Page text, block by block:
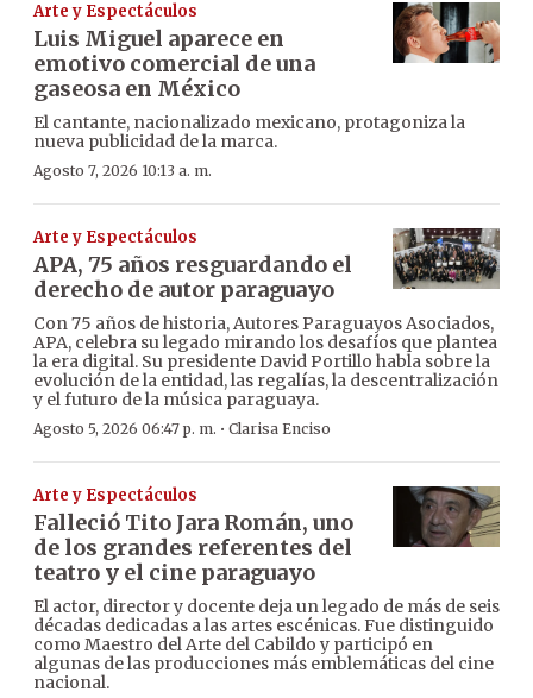
Arte y Espectáculos
Luis Miguel aparece en
emotivo comercial de una
gaseosa en México
El cantante, nacionalizado mexicano, protagoniza la
nueva publicidad de la marca.
Agosto 7, 2026 10:13 a. m.
Arte y Espectáculos
APA, 75 años resguardando el
derecho de autor paraguayo
Con 75 años de historia, Autores Paraguayos Asociados,
APA, celebra su legado mirando los desafíos que plantea
la era digital. Su presidente David Portillo habla sobre la
evolución de la entidad, las regalías, la descentralización
y el futuro de la música paraguaya.
Agosto 5, 2026 06:47 p. m. · Clarisa Enciso
Arte y Espectáculos
Falleció Tito Jara Román, uno
de los grandes referentes del
teatro y el cine paraguayo
El actor, director y docente deja un legado de más de seis
décadas dedicadas a las artes escénicas. Fue distinguido
como Maestro del Arte del Cabildo y participó en
algunas de las producciones más emblemáticas del cine
nacional.